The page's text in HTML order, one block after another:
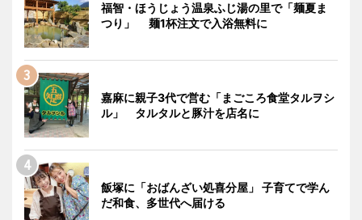
福智・ほうじょう温泉ふじ湯の里で「麺夏ま
つり」 麺1杯注文で入浴無料に
嘉麻に親子3代で営む「まごころ食堂タルヲシ
ル」 タルタルと豚汁を店名に
飯塚に「おばんざい処喜分屋」 子育てで学ん
だ和食、多世代へ届ける